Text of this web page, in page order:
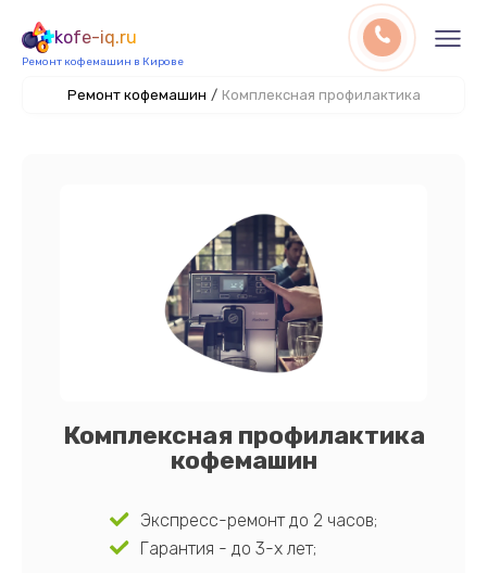
kofe-iq.ru
Ремонт кофемашин в Кирове
Ремонт кофемашин / Комплексная профилактика
Комплексная профилактика
кофемашин
Экспресс-ремонт до 2 часов;
Гарантия - до 3-х лет;